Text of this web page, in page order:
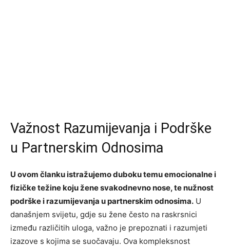
Važnost Razumijevanja i Podrške
u Partnerskim Odnosima
U ovom članku istražujemo duboku temu emocionalne i
fizičke težine koju žene svakodnevno nose, te nužnost
podrške i razumijevanja u partnerskim odnosima. U
današnjem svijetu, gdje su žene često na raskrsnici
između različitih uloga, važno je prepoznati i razumjeti
izazove s kojima se suočavaju. Ova kompleksnost